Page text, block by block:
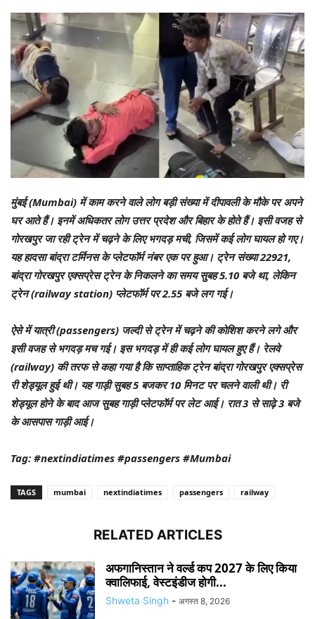
मुंबई (Mumbai) में काम करने वाले लोग बड़ी संख्या में दीपावली के मौके पर अपने
घर आते हैं। इनमें अधिकतर लोग उत्तर प्रदेश और बिहार के होते हैं। इसी वजह से
गोरखपुर जा रही ट्रेन में चढ़ने के लिए भगदड़ मची, जिसमें कई लोग घायल हो गए।
यह हादसा बांद्रा टर्मिनस के प्लेटफॉर्म नंबर एक पर हुआ। ट्रेन संख्या 22921,
बांद्रा गोरखपुर एक्सप्रेस ट्रेन के निकलने का समय सुबह 5.10 बजे था, लेकिन
ट्रेन (railway station) प्लेटफॉर्म पर 2.55 बजे लग गई।
ऐसे में यात्री (passengers) जल्दी से ट्रेन में चढ़ने की कोशिश करने लगे और
इसी वजह से भगदड़ मच गई। इस भगदड़ में ही कई लोग घायल हुए हैं। रेलवे
(railway) की तरफ से कहा गया है कि साप्ताहिक ट्रेन बांद्रा गोरखपुर एक्सप्रेस
री शेड्यूल हुई थी। यह गाड़ी सुबह 5 बजकर 10 मिनट पर चलने वाली थी। री
शेड्यूल होने के बाद आज सुबह गाड़ी प्लेटफॉर्म पर लेट आई। रात 3 से साढ़े 3 बजे
के आसपास गाड़ी आई।
Tag: #nextindiatimes #passengers #Mumbai
TAGS mumbai nextindiatimes passengers railway
RELATED ARTICLES
अफगानिस्तान ने वर्ल्ड कप 2027 के लिए किया
क्वालिफाई, वेस्टइंडीज होगी...
Shweta Singh - अगस्त 8, 2026